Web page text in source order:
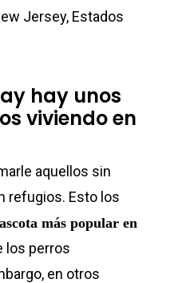
Jersey, Estados
hay unos
viviendo en
aquellos sin
refugios. Esto los
más popular en
los perros
en otros